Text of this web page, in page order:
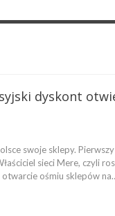
dyskont
swoje sklepy. Pierwszy
sieci Mere, czyli
otwarcie ośmiu sklepów